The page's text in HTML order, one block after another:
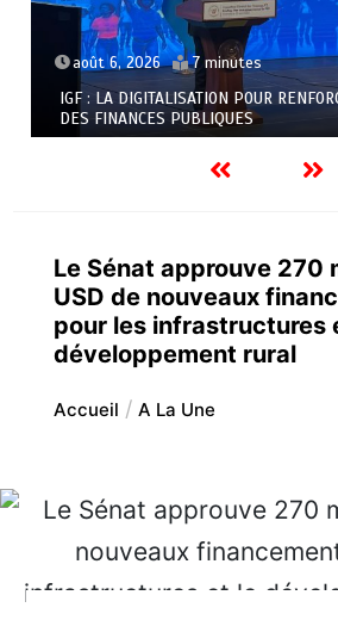
août 6, 2026 7 minutes
IGF : LA DIGITALISATION POUR
DES FINANCES PUBLIQUES
Le Sénat approuve 270
USD de nouveaux
pour les infrastructures
développement rural
Accueil A La Une